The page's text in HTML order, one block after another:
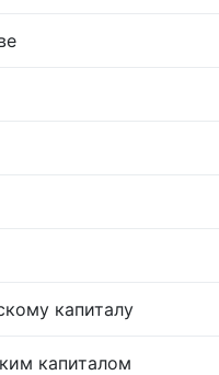
капиталу
капиталом